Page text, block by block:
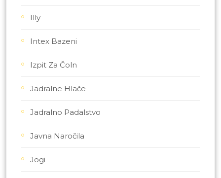
Illy
Intex Bazeni
Izpit Za Čoln
Jadralne Hlače
Jadralno Padalstvo
Javna Naročila
Jogi